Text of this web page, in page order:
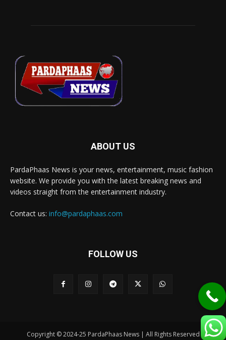
ABOUT US
PardaPhaas News is your news, entertainment, music fashion
website. We provide you with the latest breaking news and
videos straight from the entertainment industry.
Contact us: info@pardaphaas.com
FOLLOW US
Copyright © 2024-25 PardaPhaas News | All Rights Reserved